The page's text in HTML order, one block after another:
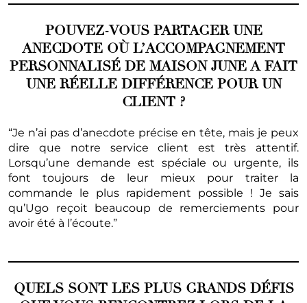
POUVEZ-VOUS PARTAGER UNE
ANECDOTE OÙ L’ACCOMPAGNEMENT
PERSONNALISÉ DE MAISON JUNE A FAIT
UNE RÉELLE DIFFÉRENCE POUR UN
CLIENT ?
“Je n’ai pas d’anecdote précise en tête, mais je peux
dire que notre service client est très attentif.
Lorsqu’une demande est spéciale ou urgente, ils
font toujours de leur mieux pour traiter la
commande le plus rapidement possible ! Je sais
qu’Ugo reçoit beaucoup de remerciements pour
avoir été à l’écoute.”
QUELS SONT LES PLUS GRANDS DÉFIS